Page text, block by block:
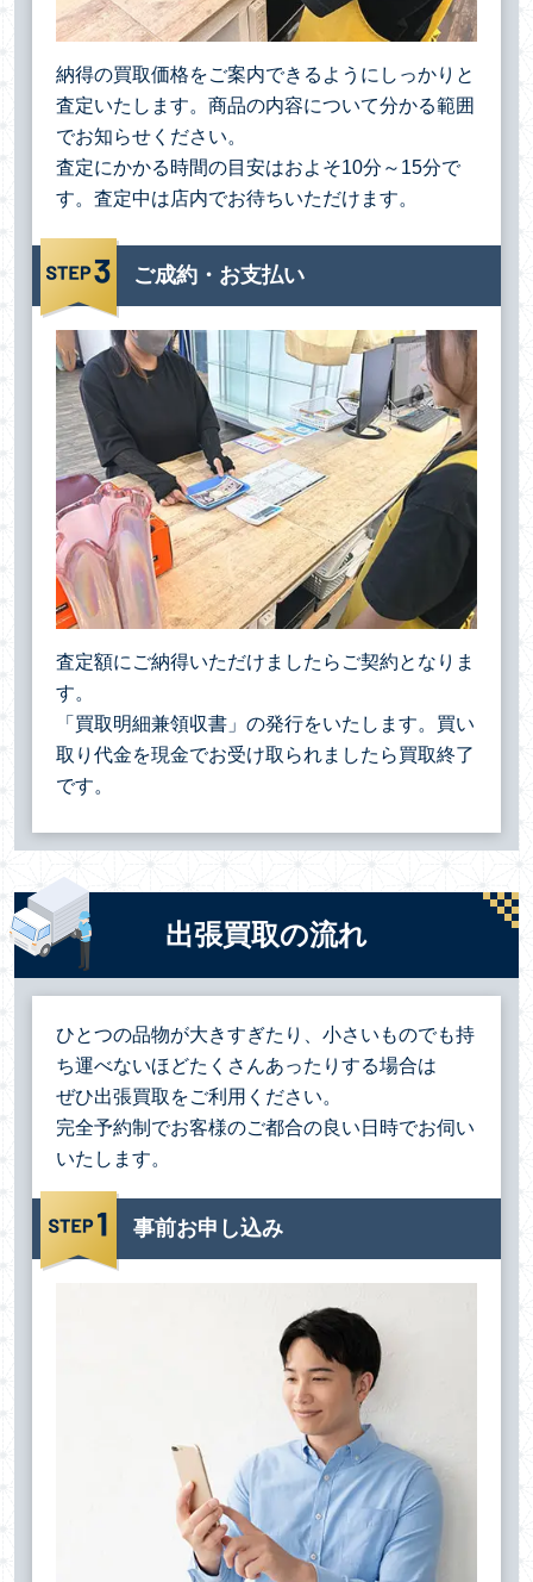
納得の買取価格をご案内できるようにしっかりと
査定いたします。商品の内容について分かる範囲
でお知らせください。
査定にかかる時間の目安はおよそ10分～15分で
す。査定中は店内でお待ちいただけます。
ご成約・お支払い
査定額にご納得いただけましたらご契約となりま
す。
「買取明細兼領収書」の発行をいたします。買い
取り代金を現金でお受け取られましたら買取終了
です。
出張買取の流れ
ひとつの品物が大きすぎたり、小さいものでも持
ち運べないほどたくさんあったりする場合は
ぜひ出張買取をご利用ください。
完全予約制でお客様のご都合の良い日時でお伺い
いたします。
事前お申し込み